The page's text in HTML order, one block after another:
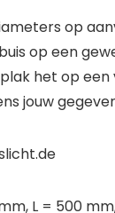
op
op een
het op een
jouw
L = 500